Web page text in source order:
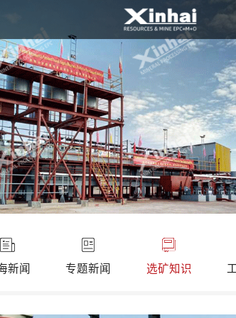
新闻 专题新闻 选矿知识